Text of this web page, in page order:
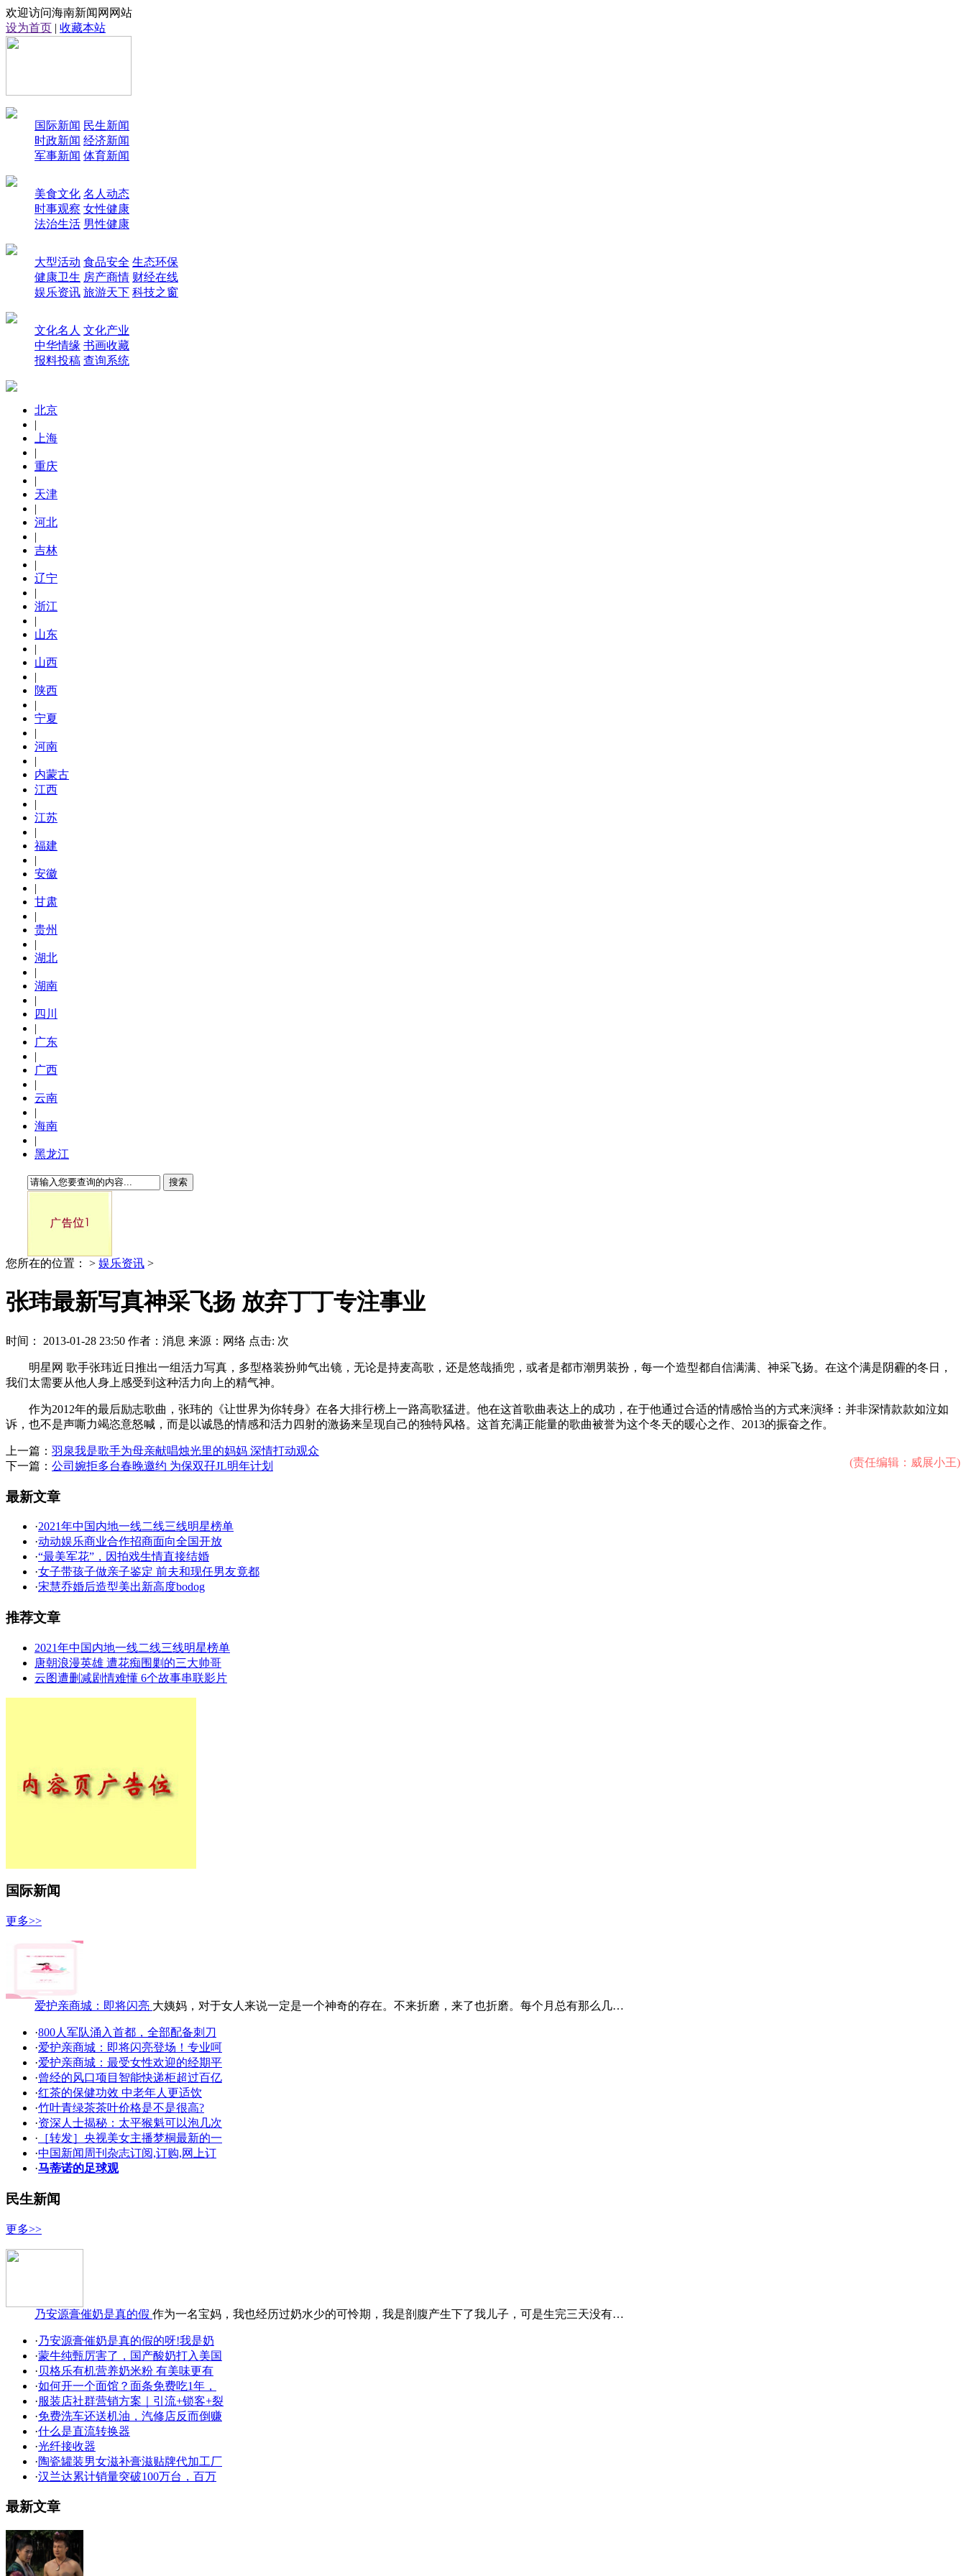
欢迎访问海南新闻网网站
设为首页 | 收藏本站
国际新闻 民生新闻
时政新闻 经济新闻
军事新闻 体育新闻
美食文化 名人动态
时事观察 女性健康
法治生活 男性健康
大型活动 食品安全 生态环保
健康卫生 房产商情 财经在线
娱乐资讯 旅游天下 科技之窗
文化名人 文化产业
中华情缘 书画收藏
报料投稿 查询系统
北京
|
上海
|
重庆
|
天津
|
河北
|
吉林
|
辽宁
|
浙江
|
山东
|
山西
|
陕西
|
宁夏
|
河南
|
内蒙古
江西
|
江苏
|
福建
|
安徽
|
甘肃
|
贵州
|
湖北
|
湖南
|
四川
|
广东
|
广西
|
云南
|
海南
|
黑龙江
搜索
您所在的位置： > 娱乐资讯 >
张玮最新写真神采飞扬 放弃丁丁专注事业
时间： 2013-01-28 23:50 作者：消息 来源：网络 点击: 次
明星网 歌手张玮近日推出一组活力写真，多型格装扮帅气出镜，无论是持麦高歌，还是悠哉插兜，或者是都市潮男装扮，每一个造型都自信满满、神采飞扬。在这个满是阴霾的冬日，
我们太需要从他人身上感受到这种活力向上的精气神。
作为2012年的最后励志歌曲，张玮的《让世界为你转身》在各大排行榜上一路高歌猛进。他在这首歌曲表达上的成功，在于他通过合适的情感恰当的方式来演绎：并非深情款款如泣如
诉，也不是声嘶力竭恣意怒喊，而是以诚恳的情感和活力四射的激扬来呈现自己的独特风格。这首充满正能量的歌曲被誉为这个冬天的暖心之作、2013的振奋之作。
(责任编辑：威展小王)
上一篇： 羽泉我是歌手为母亲献唱烛光里的妈妈 深情打动观众
下一篇： 公司婉拒多台春晚邀约 为保双孖JL明年计划
最新文章
·2021年中国内地一线二线三线明星榜单
·动动娱乐商业合作招商面向全国开放
·“最美军花”，因拍戏生情直接结婚
·女子带孩子做亲子鉴定 前夫和现任男友竟都
·宋慧乔婚后造型美出新高度bodog
推荐文章
2021年中国内地一线二线三线明星榜单
唐朝浪漫英雄 遭花痴围剿的三大帅哥
云图遭删减剧情难懂 6个故事串联影片
国际新闻
更多>>
爱护亲商城：即将闪亮 大姨妈，对于女人来说一定是一个神奇的存在。不来折磨，来了也折磨。每个月总有那么几…
·800人军队涌入首都，全部配备刺刀
·爱护亲商城：即将闪亮登场！专业呵
·爱护亲商城：最受女性欢迎的经期平
·曾经的风口项目智能快递柜超过百亿
·红茶的保健功效 中老年人更适饮
·竹叶青绿茶茶叶价格是不是很高?
·资深人士揭秘：太平猴魁可以泡几次
· ［转发］央视美女主播梦桐最新的一
·中国新闻周刊杂志订阅,订购,网上订
·马蒂诺的足球观
民生新闻
更多>>
乃安源膏催奶是真的假 作为一名宝妈，我也经历过奶水少的可怜期，我是剖腹产生下了我儿子，可是生完三天没有…
·乃安源膏催奶是真的假的呀!我是奶
·蒙牛纯甄厉害了，国产酸奶打入美国
·贝格乐有机营养奶米粉 有美味更有
·如何开一个面馆？面条免费吃1年，
·服装店社群营销方案｜引流+锁客+裂
·免费洗车还送机油，汽修店反而倒赚
·什么是直流转换器
·光纤接收器
·陶瓷罐装男女滋补膏滋贴牌代加工厂
·汉兰达累计销量突破100万台，百万
最新文章